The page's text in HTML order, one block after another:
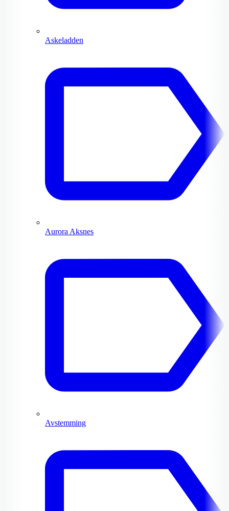
Askeladden
Aurora Aksnes
Avstemming